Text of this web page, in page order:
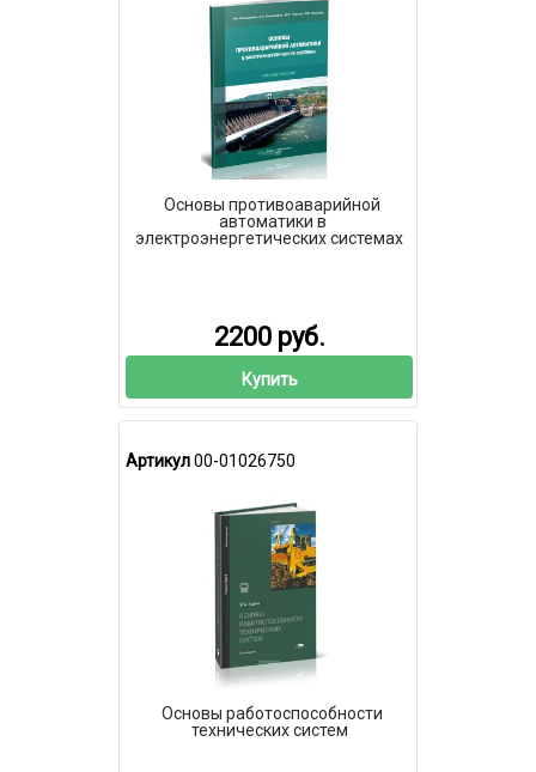
Основы противоаварийной
автоматики в
электроэнергетических системах
2200 руб.
Купить
Артикул00-01026750
Основы работоспособности
технических систем